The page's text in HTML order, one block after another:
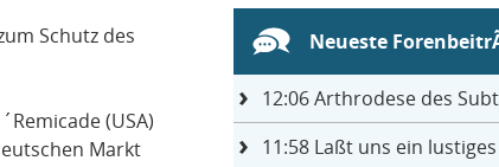
Schutz des
(USA)
Markt
Neueste
12:06Arthrodese des
11:58Laßt uns ein lustiges Gedicht